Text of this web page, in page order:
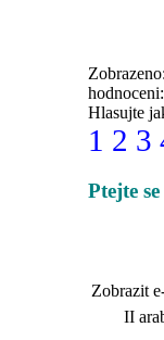
Hlasujte
1 2 3
Ptejte
Zobrazit
II